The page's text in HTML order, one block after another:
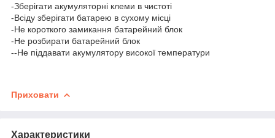
-Зберігати акумуляторні клеми в чистоті
-Всіду зберігати батарею в сухому місці
-Не короткого замикання батарейний блок
-Не розбирати батарейний блок
--Не піддавати акумулятору високої температури
Приховати
Характеристики